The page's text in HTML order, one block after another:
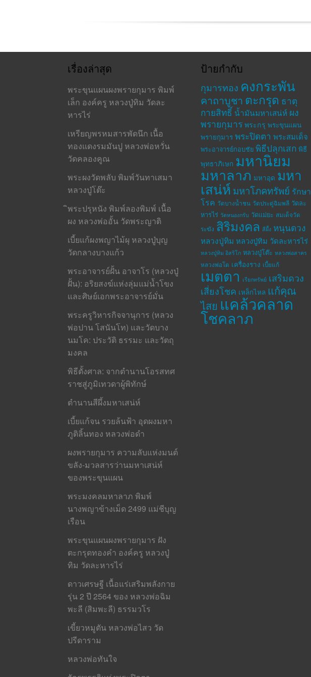
เรื่องล่าสุด
พระขุนแผนผงพรายกุมาร พิมพ์
เล็ก องค์ครู หลวงปู่ทิม วัดละ
หารไร่
เหรียญพรหมสารพัดนึก เนื้อ
ทองแดงรมมันปู หลวงพ่อหวั่น
วัดคลองคูณ
พระผงวัดพลับ พิมพ์วันทาเสมา
หลวงปู่โต๊ะ
ิพระปรุหนัง พิมพ์ลองพิมพ์ เนื้อ
ผง หลวงพ่ออั้น วัดพระญาติ
เบี้ยแก้ผงพญาไม้ผุ หลวงปู่บุญ
วัดกลางบางแก้ว
พระอาจารย์ฝั้น อาจาโร (หลวงปู่
ฝั้น): อริยสงฆ์แห่งลุ่มแม่น้ำโขง
และศิษย์เอกพระอาจารย์มั่น
พระครูวิหารกิจจานุการ (หลวง
พ่อปาน โสนันโท) และวัดบาง
นมโค: ประวัติ ธรรมะ และวัตถุ
มงคล
พิธีตั้งศาล: จากตำนานโอรสทศ
ราชสู่ภูมิเทวดาผู้พิทักษ์
ตำนานสีผึ้งมหาเสน่ห์
เบี้ยแก้จน รวยล้นฟ้า อุดผงมหา
ภูติลิ้นทอง หลวงพ่อดำ
ผงพรายกุมาร ความลับแห่งมนต์
ขลัง-มวลสารว่านมหาเสน่ห์
ของพระขุนแผน
พระมงคลมหาลาภ พิมพ์
นางพญาข้างเม็ด 2499 แม่ชีบุญ
เรือน
พระขุนแผนผงพรายกุมาร ฝัง
ตะกรุดทองคำ องค์ครู หลวงปู่
ทิม วัดละหารไร่
ดาวเศรษฐี เนื้อแร่เสริมพลังกาย
รุ่น 2 ปี 2564 ของ หลวงพ่อฉิม
พะลี (สิมพะลี) ธรรมวโร
เขี้ยวหมูตัน หลวงพ่อไสว วัด
ปรีดาราม
หลวงพ่อทันใจ
ป้ายกำกับ
กุมารทอง คงกระพัน
คาถาบูชา ตะกรุด ธาตุ
กายสิทธิ์ น้ำมันมหาเสน่ห์ ผง
พรายกุมาร พระกรุ พระขุนแผน
พรายกุมาร พระปิดตา พระสมเด็จ
พระอาจารย์กอบชัย พิธีปลุกเสก พิธี
พุทธาภิเษก มหานิยม
มหาลาภ มหาอุด มหา
เสน่ห์ มหาโภคทรัพย์ รักษา
โรค วัดบางน้ำชน วัดประดู่ฉิมพลี วัดละ
หารไร่ วัดหนองกรับ วัดแม่ยะ สมเด็จวัด
ระฆัง สิริมงคล สีผึ้ง หนุนดวง
หลวงปู่ทิม หลวงปู่ทิม วัดละหารไร่
หลวงปู่ทิม อิสริโก หลวงปู่โต๊ะ หลวงพ่อสาคร
หลวงพ่อโต เครื่องราง เบี้ยแก้
เมตตา เรียกทรัพย์ เสริมดวง
เสี่ยงโชค เหล็กไหล แก้คุณ
ไสย แคล้วคลาด
โชคลาภ